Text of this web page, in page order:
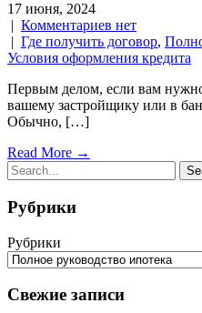
17 июня, 2024
| Комментариев нет
| Где получить договор,
Условия оформления кредита
Первым делом, если вам
вашему застройщику или в
Обычно, […]
Read More →
Рубрики
Рубрики
Свежие записи